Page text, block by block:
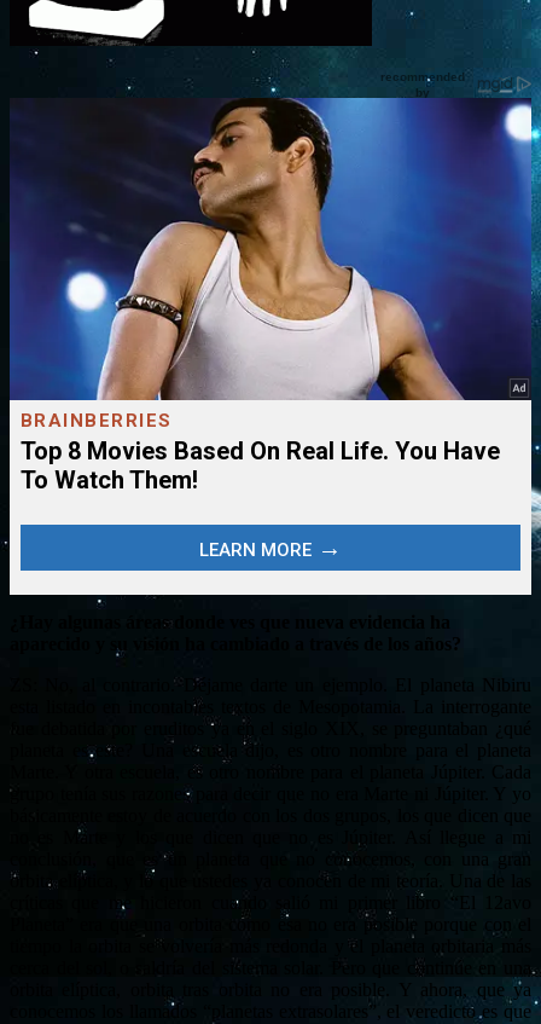
¿Hay algunas áreas donde ves que nueva evidencia ha
aparecido y su visión ha cambiado a través de los años?
ZS: No, al contrario. Déjame darte un ejemplo. El planeta Nibiru
esta listado en incontables textos de Mesopotamia. La interrogante
fue debatida por eruditos ya en el siglo XIX, se preguntaban ¿qué
planeta es este? Una escuela dijo, es otro nombre para el planeta
Marte. Y otra escuela, es otro nombre para el planeta Júpiter. Cada
grupo tenía sus razones para decir que no era Marte ni Júpiter. Y yo
no es Marte y los que dicen que no es Júpiter. Así llegue a mi
conclusión, que es un planeta que no conocemos, con una gran
orbita elíptica, y lo que ustedes ya conocen de mi teoría. Una de las
críticas que me hicieron cuando salió mi primer libro “El 12avo
Planeta” era que una orbita como esa no era posible porque con el
tiempo la orbita se volvería más redonda y el planeta orbitaria más
cerca del sol, o saldría del sistema solar. Pero que continúe en una
orbita elíptica, orbita tras orbita no era posible. Y ahora, que ya
conocemos los llamados “planetas extrasolares”, el veredicto es que